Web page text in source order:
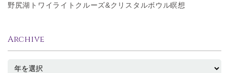
野尻湖トワイライトクルーズ&クリスタルボウル瞑想
Archive